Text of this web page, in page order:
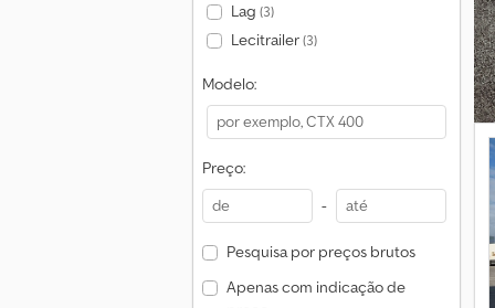
Lag (3)
Lecitrailer(3)
Modelo:
Preço:
-
Pesquisa por preços brutos
Apenas com indicação de